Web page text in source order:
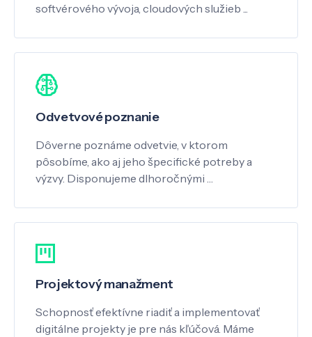
softvérového vývoja, cloudových služieb ...
Odvetvové poznanie
Dôverne poznáme odvetvie, v ktorom
pôsobíme, ako aj jeho špecifické potreby a
výzvy. Disponujeme dlhoročnými …
Projektový manažment
Schopnosť efektívne riadiť a implementovať
digitálne projekty je pre nás kľúčová. Máme